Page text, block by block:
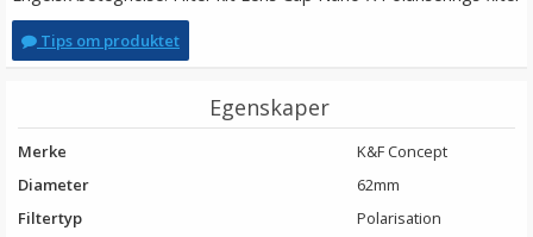
Tips om produktet
Egenskaper
Merke
K&F Concept
Diameter
62mm
Filtertyp
Polarisation